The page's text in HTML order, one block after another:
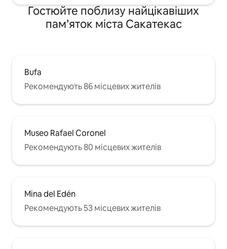
Гостюйте поблизу найцікавіших
пам’яток міста Сакатекас
Bufa
Рекомендують 86 місцевих жителів
Museo Rafael Coronel
Рекомендують 80 місцевих жителів
Mina del Edén
Рекомендують 53 місцевих жителів